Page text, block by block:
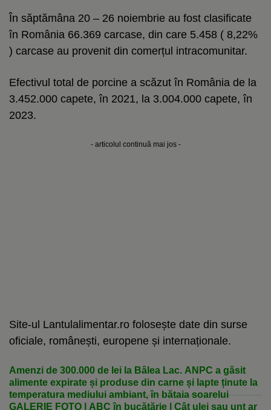
În săptămâna 20 – 26 noiembrie au fost clasificate
în România 66.369 carcase, din care 5.458 ( 8,22%
) carcase au provenit din comerțul intracomunitar.
Efectivul total de porcine a scăzut în România de la
3.452.000 capete, în 2021, la 3.004.000 capete, în
2023.
- articolul continuă mai jos -
Site-ul Lantulalimentar.ro folosește date din surse
oficiale, românești, europene și internaționale.
Amenzi de 300.000 de lei la Bâlea Lac. ANPC a găsit
alimente expirate și produse din carne și lapte ținute la
temperatura mediului ambiant, în bătaia soarelui
GALERIE FOTO | ABC în bucătărie | Cât ulei sau unt ar